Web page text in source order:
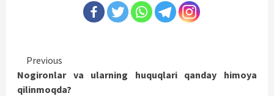
Continue
Reading
Previous
Nogironlar va ularning huquqlari qanday himoya
qilinmoqda?